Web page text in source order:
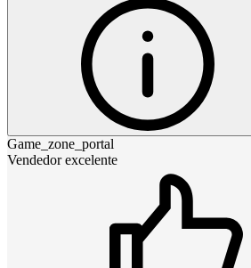
Game_zone_portal
Vendedor excelente